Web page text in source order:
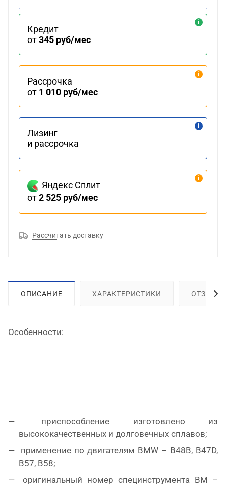
Кредит
от345 руб/мес
Рассрочка
от 1 010 руб/мес
Лизинг
и рассрочка
Яндекс Сплит
от2 525 руб/мес
Рассчитать доставку
ОПИСАНИЕ ХАРАКТЕРИСТИКИ ОТЗЫВЫ
Особенности:
высококачественных и долговечных сплавов;
B57, B58;